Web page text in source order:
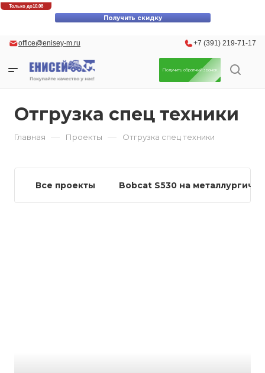
Только до10.08
Получить скидку
office@enisey-m.ru +7 (391) 219-71-17
Получить обратный звонок
Отгрузка спец техники
Главная — Проекты — Отгрузка спец техники
Все проекты Bobcat S530 на